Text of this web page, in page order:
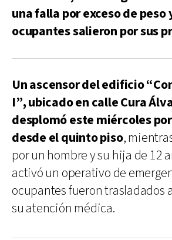
una falla por exceso de peso
ocupantes salieron por sus
Un ascensor del edificio
I”, ubicado en calle Cura
desplomó este miércoles
desde el quinto piso,
por un hombre y su hija de 12
activó un operativo de
ocupantes fueron trasladados
su atención médica.